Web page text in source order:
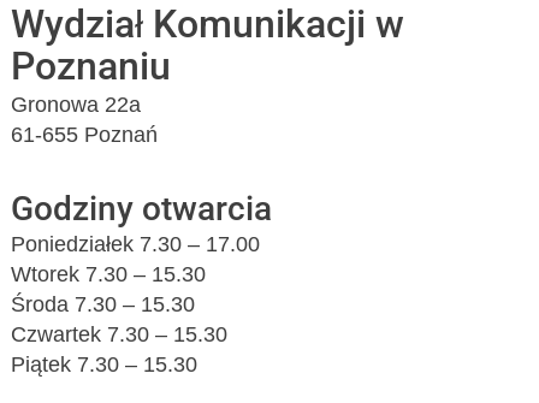
Wydział Komunikacji w
Poznaniu
Gronowa 22a
61-655 Poznań
Godziny otwarcia
Poniedziałek 7.30 – 17.00
Wtorek 7.30 – 15.30
Środa 7.30 – 15.30
Czwartek 7.30 – 15.30
Piątek 7.30 – 15.30